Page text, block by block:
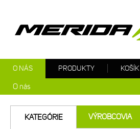
KATEGÓRIE VÝROBCOVIA
O NÁS
O nás
PRODUKTY KOŠÍK